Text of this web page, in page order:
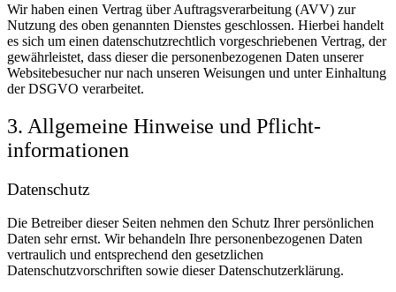
Wir haben einen Vertrag über Auftragsverarbeitung (AVV) zur
Nutzung des oben genannten Dienstes geschlossen. Hierbei handelt
es sich um einen datenschutzrechtlich vorgeschriebenen Vertrag, der
gewährleistet, dass dieser die personenbezogenen Daten unserer
Websitebesucher nur nach unseren Weisungen und unter Einhaltung
der DSGVO verarbeitet.
3. Allgemeine Hinweise und Pflicht­
informationen
Datenschutz
Die Betreiber dieser Seiten nehmen den Schutz Ihrer persönlichen
Daten sehr ernst. Wir behandeln Ihre personenbezogenen Daten
vertraulich und entsprechend den gesetzlichen
Datenschutzvorschriften sowie dieser Datenschutzerklärung.